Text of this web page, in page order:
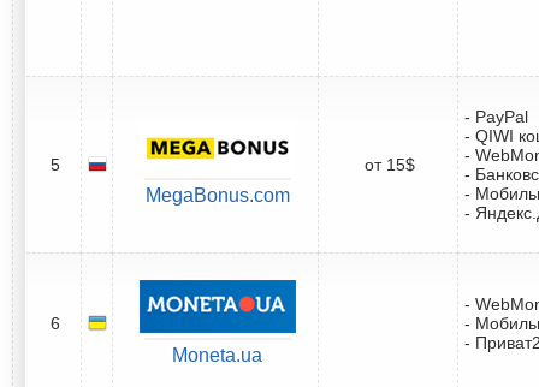
5
MegaBonus.com
от 15$
- PayPal
- QIWI
-
-
-
-
6
Moneta.ua
-
-
-